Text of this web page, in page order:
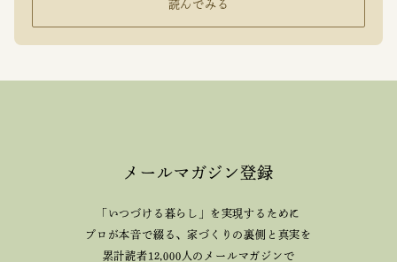
読んでみる
メールマガジン登録
「いつづける暮らし」を実現するために
プロが本音で綴る、家づくりの裏側と真実を
累計読者12,000人のメールマガジンで